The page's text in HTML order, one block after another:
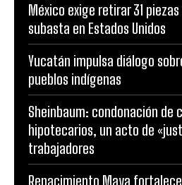
México exige retirar 31
subasta en Estados Unidos
Yucatán impulsa diálogo
pueblos indígenas
Sheinbaum: condonación de
hipotecarios, un acto de
trabajadores
Renacimiento Maya